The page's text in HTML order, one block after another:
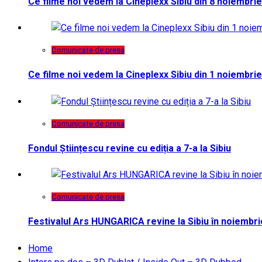
Comunicate de presa
Ce filme noi vedem la Cineplexx Sibiu din 1 noiembrie
Comunicate de presa
Fondul Științescu revine cu ediția a 7-a la Sibiu
Comunicate de presa
Festivalul Ars HUNGARICA revine la Sibiu în
Home